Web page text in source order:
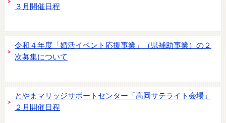
３月開催日程
令和４年度「婚活イベント応援事業」（県補助事業）の２
次募集について
とやまマリッジサポートセンター「高岡サテライト会場」
２月開催日程